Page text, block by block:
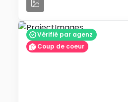
Vérifié par agenz
Coup de coeur